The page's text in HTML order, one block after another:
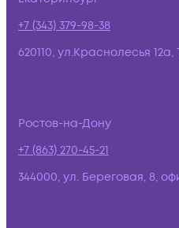
+7 (343) 379-98-38
620110, ул.Краснолесья
Ростов-на-Дону
+7 (863) 270-45-21
344000, ул. Береговая, 8,